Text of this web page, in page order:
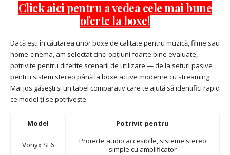
Click aici pentru a vedea cele mai bune
oferte la boxe!
Dacă ești în căutarea unor boxe de calitate pentru muzică, filme sau
home-cinema, am selectat cinci opțiuni foarte bine evaluate,
potrivite pentru diferite scenarii de utilizare — de la seturi pasive
pentru sistem stereo până la boxe active moderne cu streaming.
Mai jos găsești și un tabel comparativ care te ajută să identifici rapid
ce model ți se potrivește.
Model Potrivit pentru
Vonyx SL6
Proiecte audio accesibile, sisteme stereo
simple cu amplificator